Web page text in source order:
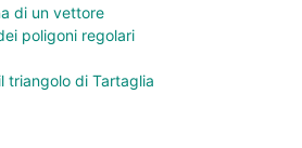
di un vettore
poligoni regolari
triangolo di Tartaglia